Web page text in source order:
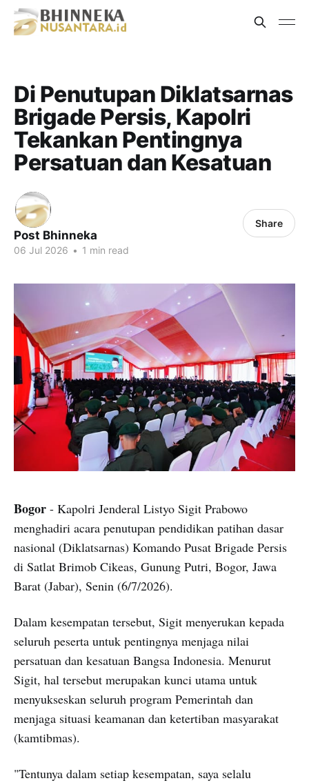
Di Penutupan Diklatsarnas
Brigade Persis, Kapolri
Tekankan Pentingnya
Persatuan dan Kesatuan
Post Bhinneka
06 Jul 2026 • 1 min read
Share
Bogor - Kapolri Jenderal Listyo Sigit Prabowo
menghadiri acara penutupan pendidikan patihan dasar
nasional (Diklatsarnas) Komando Pusat Brigade Persis
di Satlat Brimob Cikeas, Gunung Putri, Bogor, Jawa
Barat (Jabar), Senin (6/7/2026).
Dalam kesempatan tersebut, Sigit menyerukan kepada
seluruh peserta untuk pentingnya menjaga nilai
persatuan dan kesatuan Bangsa Indonesia. Menurut
Sigit, hal tersebut merupakan kunci utama untuk
menyukseskan seluruh program Pemerintah dan
menjaga situasi keamanan dan ketertiban masyarakat
(kamtibmas).
"Tentunya dalam setiap kesempatan, saya selalu